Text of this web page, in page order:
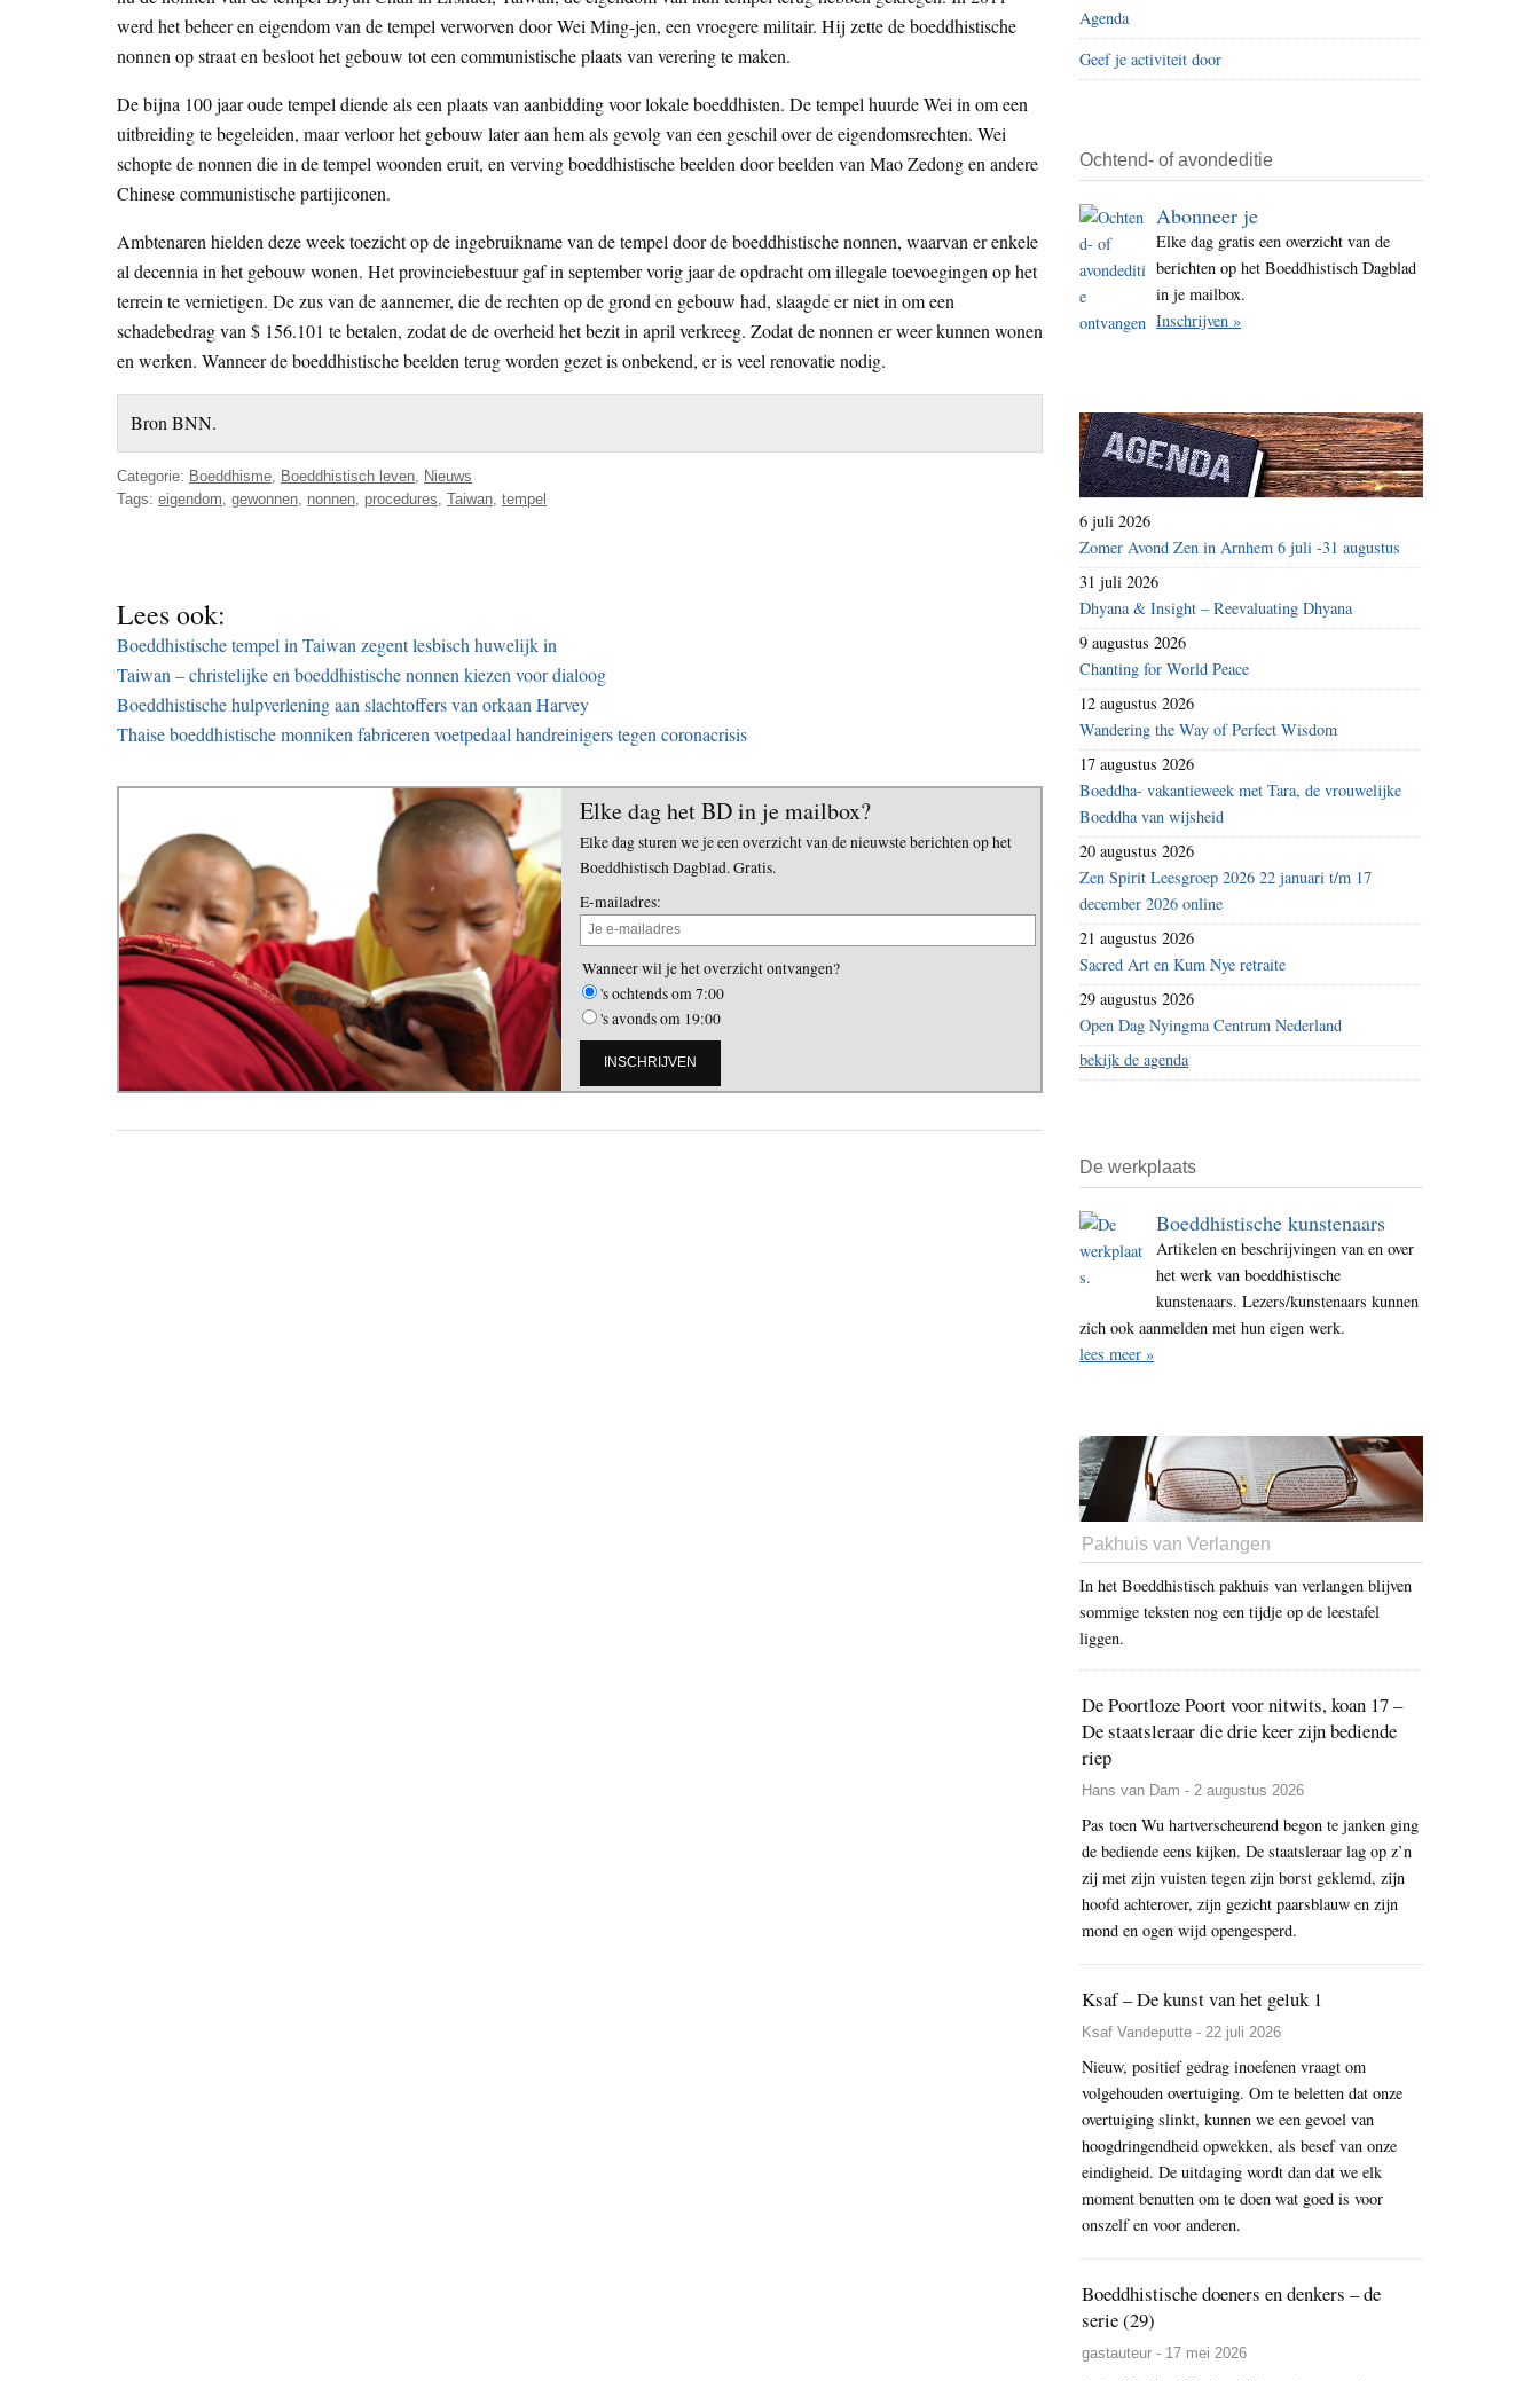
i
t
e
werd het beheer en eigendom van de tempel verworven door Wei Ming-jen, een vroegere militair. Hij zette de boeddhistische
nonnen op straat en besloot het gebouw tot een communistische plaats van verering te maken.
De bijna 100 jaar oude tempel diende als een plaats van aanbidding voor lokale boeddhisten. De tempel huurde Wei in om een
uitbreiding te begeleiden, maar verloor het gebouw later aan hem als gevolg van een geschil over de eigendomsrechten. Wei
schopte de nonnen die in de tempel woonden eruit, en verving boeddhistische beelden door beelden van Mao Zedong en andere
Chinese communistische partijiconen.
Ambtenaren hielden deze week toezicht op de ingebruikname van de tempel door de boeddhistische nonnen, waarvan er enkele
al decennia in het gebouw wonen. Het provinciebestuur gaf in september vorig jaar de opdracht om illegale toevoegingen op het
terrein te vernietigen. De zus van de aannemer, die de rechten op de grond en gebouw had, slaagde er niet in om een
schadebedrag van $ 156.101 te betalen, zodat de de overheid het bezit in april verkreeg. Zodat de nonnen er weer kunnen wonen
en werken. Wanneer de boeddhistische beelden terug worden gezet is onbekend, er is veel renovatie nodig.
Bron BNN.
Categorie: Boeddhisme Boeddhistisch leven
Nieuws
Tags: eigendom gewonnen nonnen procedures Taiwan tempel
Lees ook:
Boeddhistische tempel in Taiwan zegent lesbisch huwelijk in
Taiwan – christelijke en boeddhistische nonnen kiezen voor dialoog
Boeddhistische hulpverlening aan slachtoffers van orkaan Harvey
Thaise boeddhistische monniken fabriceren voetpedaal handreinigers tegen coronacrisis
Elke dag het BD in je mailbox?
Elke dag sturen we je een overzicht van de nieuwste berichten op het
Boeddhistisch Dagblad. Gratis.
E-mailadres:
Wanneer wil je het overzicht ontvangen?
's ochtends om 7:00
's avonds om 19:00
Agenda
Geef je activiteit door
Ochtend- of avondeditie
Abonneer je
Elke dag gratis een overzicht van de
berichten op het Boeddhistisch Dagblad
in je mailbox.
Inschrijven »
6 juli 2026
Zomer Avond Zen in Arnhem 6 juli -31 augustus
31 juli 2026
Dhyana & Insight – Reevaluating Dhyana
9 augustus 2026
Chanting for World Peace
12 augustus 2026
Wandering the Way of Perfect Wisdom
17 augustus 2026
Boeddha- vakantieweek met Tara, de vrouwelijke
Boeddha van wijsheid
20 augustus 2026
Zen Spirit Leesgroep 2026 22 januari t/m 17
december 2026 online
21 augustus 2026
Sacred Art en Kum Nye retraite
29 augustus 2026
Open Dag Nyingma Centrum Nederland
bekijk de agenda
De werkplaats
Boeddhistische kunstenaars
Artikelen en beschrijvingen van en over
het werk van boeddhistische
kunstenaars. Lezers/kunstenaars kunnen
zich ook aanmelden met hun eigen werk.
lees meer »
Pakhuis van Verlangen
In het Boeddhistisch pakhuis van verlangen blijven
sommige teksten nog een tijdje op de leestafel
liggen.
De Poortloze Poort voor nitwits, koan 17 –
De staatsleraar die drie keer zijn bediende
riep
Hans van Dam - 2 augustus 2026
Pas toen Wu hartverscheurend begon te janken ging
de bediende eens kijken. De staatsleraar lag op z’n
zij met zijn vuisten tegen zijn borst geklemd, zijn
hoofd achterover, zijn gezicht paarsblauw en zijn
mond en ogen wijd opengesperd.
Ksaf – De kunst van het geluk 1
Ksaf Vandeputte - 22 juli 2026
Nieuw, positief gedrag inoefenen vraagt om
volgehouden overtuiging. Om te beletten dat onze
overtuiging slinkt, kunnen we een gevoel van
hoogdringendheid opwekken, als besef van onze
eindigheid. De uitdaging wordt dan dat we elk
moment benutten om te doen wat goed is voor
onszelf en voor anderen.
Boeddhistische doeners en denkers – de
serie (29)
gastauteur - 17 mei 2026